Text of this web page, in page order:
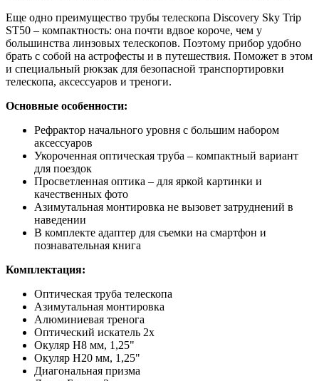
Еще одно преимущество трубы телескопа Discovery Sky Trip
ST50 – компактность: она почти вдвое короче, чем у
большинства линзовых телескопов. Поэтому прибор удобно
брать с собой на астрофесты и в путешествия. Поможет в этом
и специальный рюкзак для безопасной транспортировки
телескопа, аксессуаров и треноги.
Основные особенности:
Рефрактор начального уровня с большим набором
аксессуаров
Укороченная оптическая труба – компактный вариант
для поездок
Просветленная оптика – для яркой картинки и
качественных фото
Азимутальная монтировка не вызовет затруднений в
наведении
В комплекте адаптер для съемки на смартфон и
познавательная книга
Комплектация:
Оптическая труба телескопа
Азимутальная монтировка
Алюминиевая тренога
Оптический искатель 2х
Окуляр H8 мм, 1,25"
Окуляр H20 мм, 1,25"
Диагональная призма